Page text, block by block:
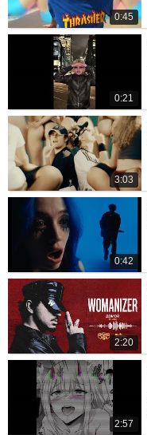
0:45
0:21
3:03
0:42
2:20
2:57